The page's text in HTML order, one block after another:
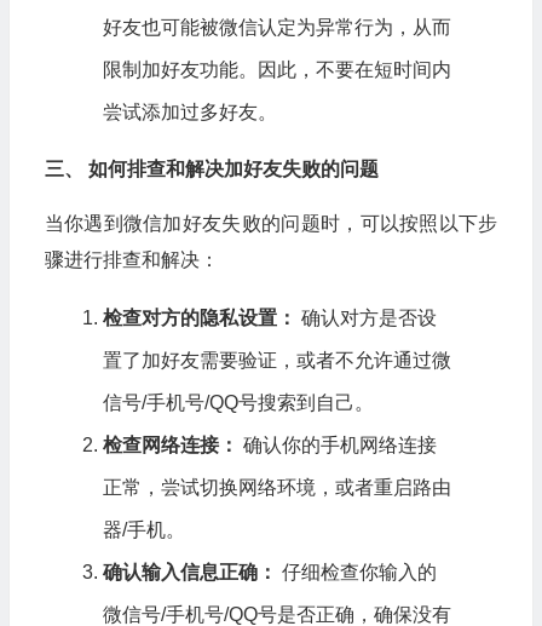
好友也可能被微信认定为异常行为，从而
限制加好友功能。因此，不要在短时间内
尝试添加过多好友。
三、 如何排查和解决加好友失败的问题
当你遇到微信加好友失败的问题时，可以按照以下步
骤进行排查和解决：
检查对方的隐私设置： 确认对方是否设
置了加好友需要验证，或者不允许通过微
信号/手机号/QQ号搜索到自己。
检查网络连接： 确认你的手机网络连接
正常，尝试切换网络环境，或者重启路由
器/手机。
确认输入信息正确： 仔细检查你输入的
微信号/手机号/QQ号是否正确，确保没有